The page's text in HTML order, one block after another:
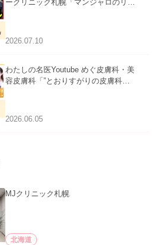
ークリニック札幌「マンジャロのリア
た。
2026.07.10
わたしの名医Youtube めぐ皮膚科・美
容皮膚科「”とおりすがりの皮膚科
2026.06.05
MJクリニック札幌
北海道